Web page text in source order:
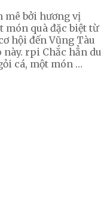
mê bởi hương vị
món quà đặc biệt từ
hội đến Vũng Tàu
này. rpi Chắc hẳn du
cá, một món …